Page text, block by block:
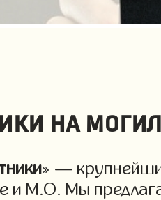
на
» —
и М.О. Мы